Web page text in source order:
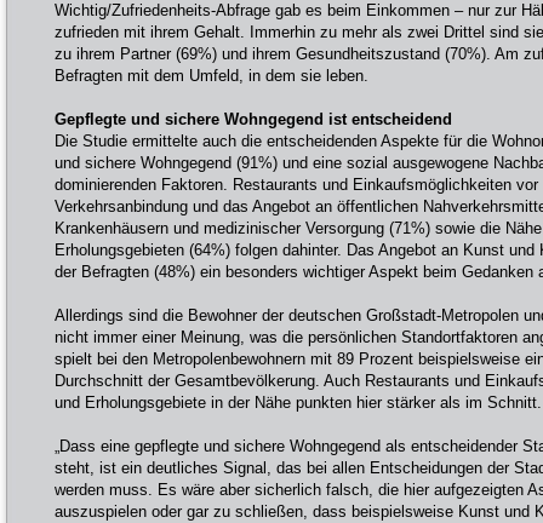
Wichtig/Zufriedenheits-Abfrage gab es beim Einkommen – nur zur
zufrieden mit ihrem Gehalt. Immerhin zu mehr als zwei Drittel sind
zu ihrem Partner (69%) und ihrem Gesundheitszustand (70%). Am
Befragten mit dem Umfeld, in dem sie leben.
Gepflegte und sichere Wohngegend ist entscheidend
Die Studie ermittelte auch die entscheidenden Aspekte für die
und sichere Wohngegend (91%) und eine sozial ausgewogene
dominierenden Faktoren. Restaurants und Einkaufsmöglichkeiten
Verkehrsanbindung und das Angebot an öffentlichen
Krankenhäusern und medizinischer Versorgung (71%) sowie die
Erholungsgebieten (64%) folgen dahinter. Das Angebot an Kunst
der Befragten (48%) ein besonders wichtiger Aspekt beim Gedanken
Allerdings sind die Bewohner der deutschen Großstadt-Metropolen
nicht immer einer Meinung, was die persönlichen Standortfaktoren
spielt bei den Metropolenbewohnern mit 89 Prozent beispielsweise
Durchschnitt der Gesamtbevölkerung. Auch Restaurants und
und Erholungsgebiete in der Nähe punkten hier stärker als im Schnitt.
„Dass eine gepflegte und sichere Wohngegend als entscheidender
steht, ist ein deutliches Signal, das bei allen Entscheidungen der
werden muss. Es wäre aber sicherlich falsch, die hier aufgezeigten
auszuspielen oder gar zu schließen, dass beispielsweise Kunst und